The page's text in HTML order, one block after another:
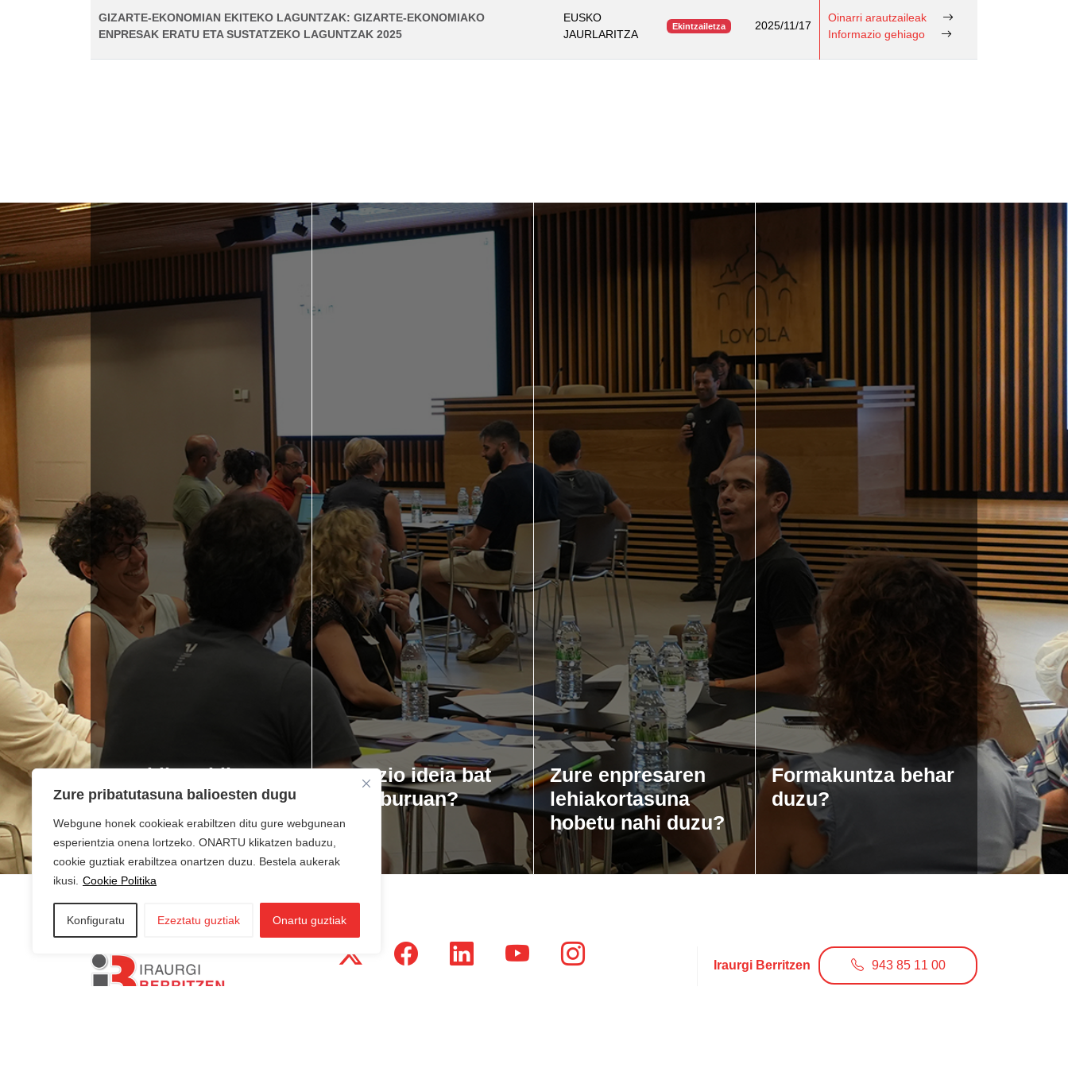
Zure pribatutasuna balioesten dugu
Webgune honek cookieak erabiltzen ditu gure webgunean
esperientzia onena lortzeko. ONARTU klikatzen baduzu,
cookie guztiak erabiltzea onartzen duzu. Bestela aukerak
ikusi. Cookie Politika
Konfiguratu Ezeztatu guztiak Onartu guztiak
GIZARTE-EKONOMIAN EKITEKO LAGUNTZAK: GIZARTE-EKONOMIAKO
ENPRESAK ERATU ETA SUSTATZEKO LAGUNTZAK 2025
EUSKO
JAURLARITZA
Ekintzailetza 2025/11/17
Oinarri arautzaileak
Informazio gehiago
Lan bila zabiltza?
Negozio ideia bat
duzu buruan?
Zure enpresaren
lehiakortasuna
hobetu nahi duzu?
Formakuntza behar
duzu?
Iraurgi Berritzen 943 85 11 00